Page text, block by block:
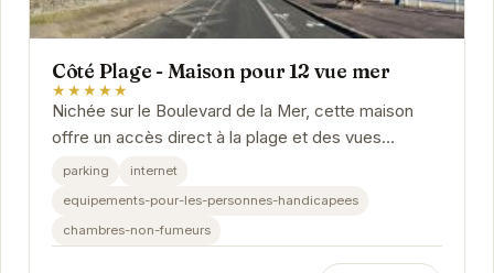
Côté Plage - Maison pour 12 vue mer
★★★★★
Nichée sur le Boulevard de la Mer, cette maison
offre un accès direct à la plage et des vues
panoramiques sur l'océan. Avec une capacité...
parking
internet
equipements-pour-les-personnes-handicapees
chambres-non-fumeurs